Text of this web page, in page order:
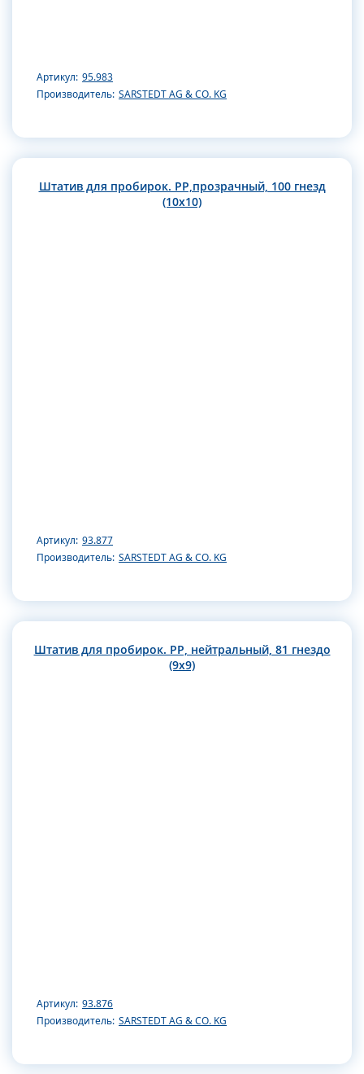
Артикул: 95.983
Производитель: SARSTEDT AG & CO. KG
Штатив для пробирок. РР,прозрачный, 100 гнезд
(10х10)
Артикул: 93.877
Производитель: SARSTEDT AG & CO. KG
Штатив для пробирок. РР, нейтральный, 81 гнездо
(9х9)
Артикул: 93.876
Производитель: SARSTEDT AG & CO. KG